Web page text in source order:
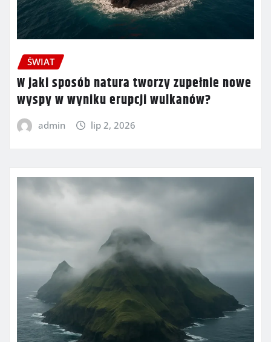
ŚWIAT
W jaki sposób natura tworzy zupełnie nowe
wyspy w wyniku erupcji wulkanów?
admin lip 2, 2026